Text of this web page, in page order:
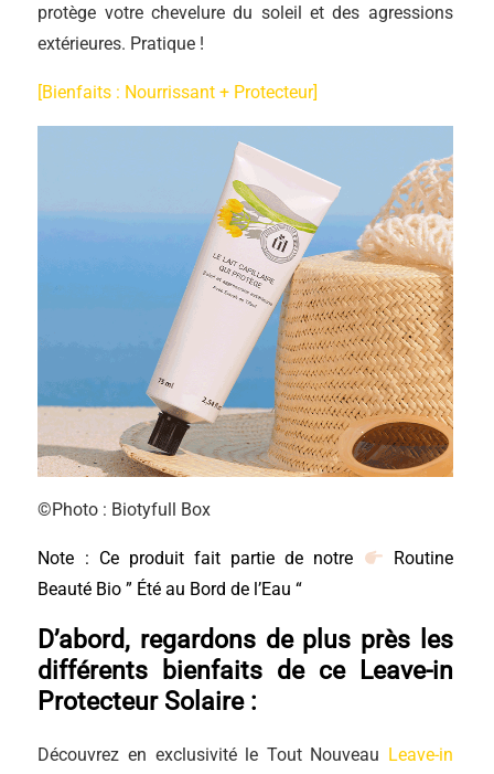
protège votre chevelure du soleil et des agressions
extérieures. Pratique !
[Bienfaits : Nourrissant + Protecteur]
©Photo : Biotyfull Box
Note : Ce produit fait partie de notre
Routine
Beauté Bio ” Été au Bord de l’Eau “
D’abord, regardons de plus près les
différents bienfaits de ce Leave-in
Protecteur Solaire :
Découvrez en exclusivité le Tout Nouveau Leave-in